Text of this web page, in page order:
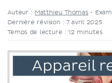
Auteur : Matthieu Thomas•
Dernière révision : 7 avril 2025
Temps de lecture : 12 minutes